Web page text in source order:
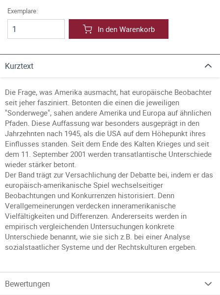
Exemplare:
In den Warenkorb
Kurztext
Die Frage, was Amerika ausmacht, hat europäische Beobachter
seit jeher fasziniert. Betonten die einen die jeweiligen
"Sonderwege", sahen andere Amerika und Europa auf ähnlichen
Pfaden. Diese Auffassung war besonders ausgeprägt in den
Jahrzehnten nach 1945, als die USA auf dem Höhepunkt ihres
Einflusses standen. Seit dem Ende des Kalten Krieges und seit
dem 11. September 2001 werden transatlantische Unterschiede
wieder stärker betont.
Der Band trägt zur Versachlichung der Debatte bei, indem er das
europäisch-amerikanische Spiel wechselseitiger
Beobachtungen und Konkurrenzen historisiert. Denn
Verallgemeinerungen verdecken inneramerikanische
Vielfältigkeiten und Differenzen. Andererseits werden in
empirisch vergleichenden Untersuchungen konkrete
Unterschiede benannt, wie sie sich z.B. bei einer Analyse
sozialstaatlicher Systeme und der Rechtskulturen ergeben.
Bewertungen